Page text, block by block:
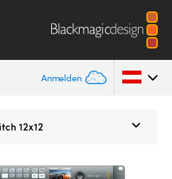
Anmelden
12x12